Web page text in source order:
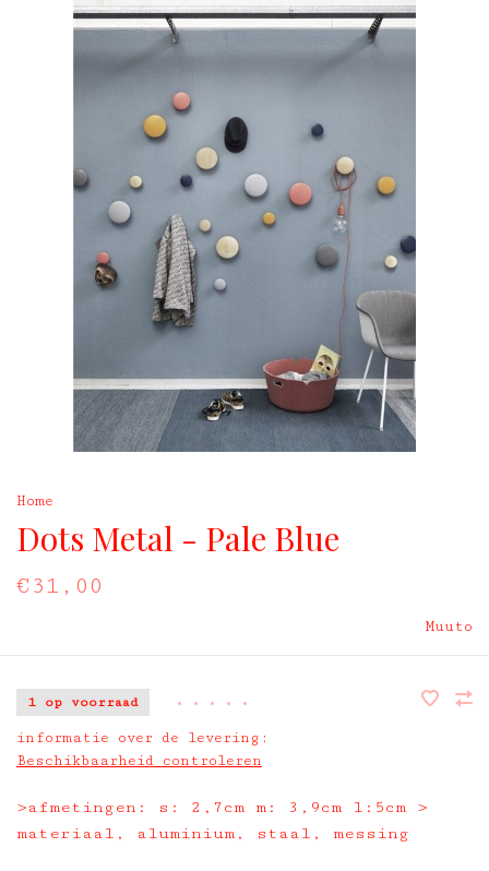
Home
Dots Metal - Pale Blue
€31,00
Muuto
1 op voorraad • • • • •
informatie over de levering:
Beschikbaarheid controleren
>afmetingen: s: 2,7cm m: 3,9cm l:5cm >
materiaal, aluminium, staal, messing